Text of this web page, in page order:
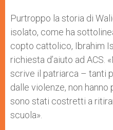
Purtroppo la storia di
isolato, come ha
copto cattolico, Ibrahim
richiesta d’aiuto ad ACS.
scrive il patriarca – tanti
dalle violenze, non hanno
sono stati costretti a
scuola».